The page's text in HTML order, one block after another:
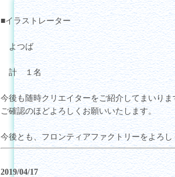
■イラストレーター
よつば
計 １名
今後も随時クリエイターをご紹介してまいりま
ご確認のほどよろしくお願いいたします。
今後とも、フロンティアファクトリーをよろ
2019/04/17